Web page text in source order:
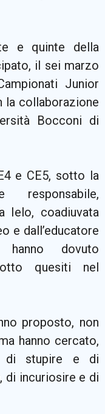
e quinte della
il sei marzo
Junior
la collaborazione
Bocconi di
e CE5, sotto la
responsabile,
Ielo, coadiuvata
e dall’educatore
hanno dovuto
otto quesiti nel
proposto, non
hanno cercato,
di stupire e di
di incuriosire e di